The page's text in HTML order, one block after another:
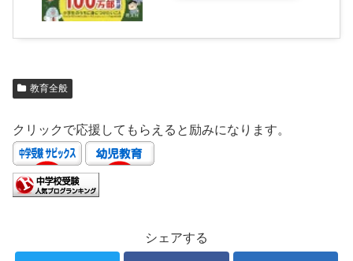
教育全般
クリックで応援してもらえると励みになります。
シェアする